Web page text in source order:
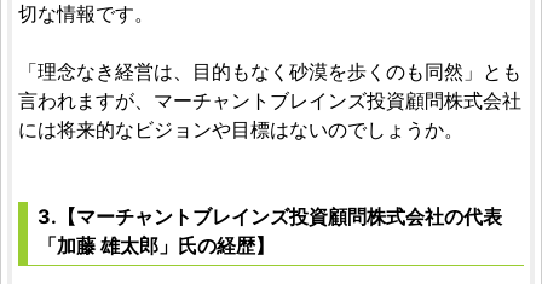
切な情報です。
「理念なき経営は、目的もなく砂漠を歩くのも同然」とも
言われますが、マーチャントブレインズ投資顧問株式会社
には将来的なビジョンや目標はないのでしょうか。
3.【マーチャントブレインズ投資顧問株式会社の代表
「加藤 雄太郎」氏の経歴】